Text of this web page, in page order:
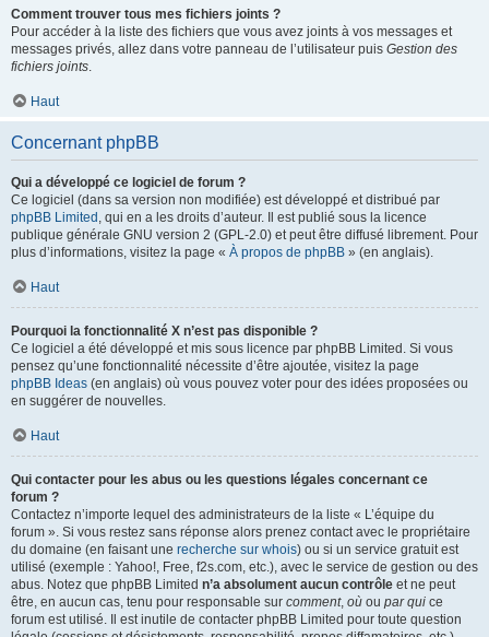
Comment trouver tous mes fichiers joints ?
Pour accéder à la liste des fichiers que vous avez joints à vos messages et
messages privés, allez dans votre panneau de l’utilisateur puis Gestion des
fichiers joints.
Haut
Concernant phpBB
Qui a développé ce logiciel de forum ?
Ce logiciel (dans sa version non modifiée) est développé et distribué par
phpBB Limited , qui en a les droits d’auteur. Il est publié sous la licence
publique générale GNU version 2 (GPL-2.0) et peut être diffusé librement. Pour
plus d’informations, visitez la page « À propos de phpBB » (en anglais).
Haut
Pourquoi la fonctionnalité X n’est pas disponible ?
Ce logiciel a été développé et mis sous licence par phpBB Limited. Si vous
pensez qu’une fonctionnalité nécessite d’être ajoutée, visitez la page
phpBB Ideas (en anglais) où vous pouvez voter pour des idées proposées ou
en suggérer de nouvelles.
Haut
Qui contacter pour les abus ou les questions légales concernant ce
forum ?
Contactez n’importe lequel des administrateurs de la liste « L’équipe du
forum ». Si vous restez sans réponse alors prenez contact avec le propriétaire
du domaine (en faisant une recherche sur whois) ou si un service gratuit est
utilisé (exemple : Yahoo!, Free, f2s.com, etc.), avec le service de gestion ou des
abus. Notez que phpBB Limited n’a absolument aucun contrôle et ne peut
être, en aucun cas, tenu pour responsable sur comment, où ou par qui ce
forum est utilisé. Il est inutile de contacter phpBB Limited pour toute question